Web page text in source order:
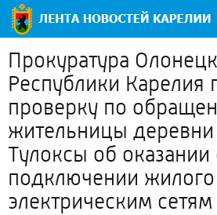
Прокуратура
Республики Карелия
проверку по
жительницы деревни
Тулоксы об оказании
подключении
электрическим сетям